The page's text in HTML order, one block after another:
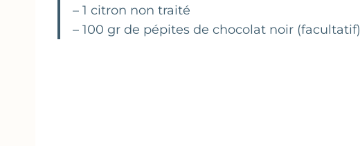
– 1 citron non traité
– 100 gr de pépites de chocolat noir (facultatif)